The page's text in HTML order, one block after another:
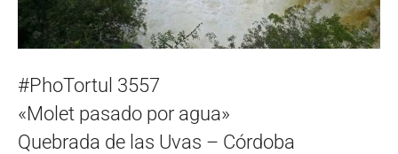
#PhoTortul 3557
«Molet pasado por agua»
Quebrada de las Uvas – Córdoba